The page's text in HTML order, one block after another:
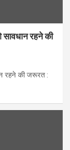
सावधान रहने की
रहने की जरूरत :